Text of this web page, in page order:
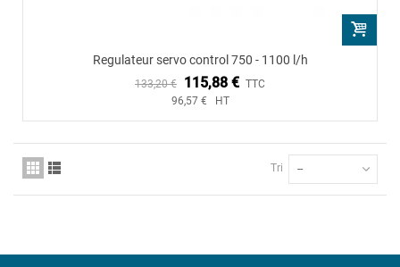
Regulateur servo control 750 - 1100 l/h
133,20 € 115,88 € TTC
96,57 € HT
Tri --